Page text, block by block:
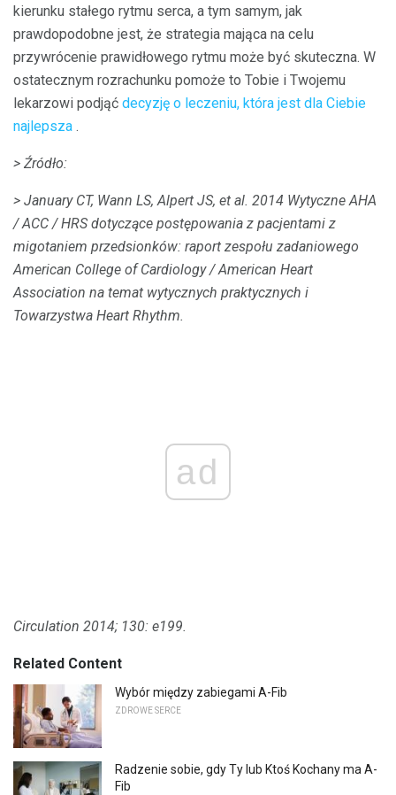
kierunku stałego rytmu serca, a tym samym, jak
prawdopodobne jest, że strategia mająca na celu
przywrócenie prawidłowego rytmu może być skuteczna. W
ostatecznym rozrachunku pomoże to Tobie i Twojemu
lekarzowi podjąć decyzję o leczeniu, która jest dla Ciebie
najlepsza .
> Źródło:
> January CT, Wann LS, Alpert JS, et al. 2014 Wytyczne AHA
/ ACC / HRS dotyczące postępowania z pacjentami z
migotaniem przedsionków: raport zespołu zadaniowego
American College of Cardiology / American Heart
Association na temat wytycznych praktycznych i
Towarzystwa Heart Rhythm.
ad
Circulation 2014; 130: e199.
Related Content
Wybór między zabiegami A-Fib
ZDROWE SERCE
Radzenie sobie, gdy Ty lub Ktoś Kochany ma A-
Fib